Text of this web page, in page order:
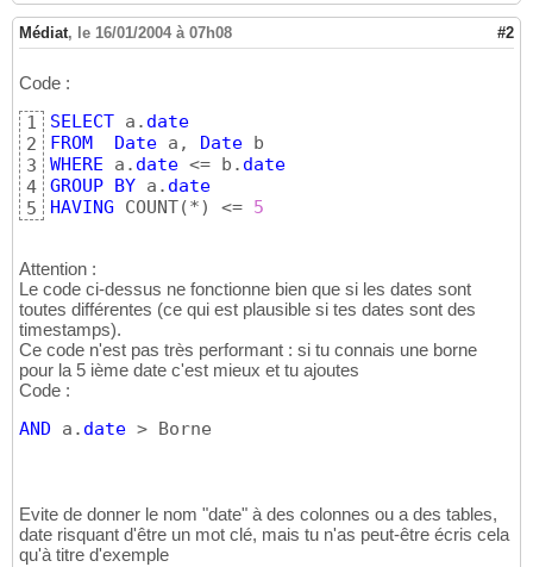
Médiat, le 16/01/2004 à 07h08 #2
Code :
1
2
3
4
5
SELECT a. date
FROM
Date a, Date
WHERE a. date <= b. date
GROUP
BY a. date
HAVING COUNT(*) <= 5
Attention :
Le code ci-dessus ne fonctionne bien que si les dates sont
toutes différentes (ce qui est plausible si tes dates sont des
timestamps).
Ce code n'est pas très performant : si tu connais une borne
pour la 5 ième date c'est mieux et tu ajoutes
Code :
AND a. date > Borne
Evite de donner le nom "date" à des colonnes ou a des tables,
date risquant d'être un mot clé, mais tu n'as peut-être écris cela
qu'à titre d'exemple